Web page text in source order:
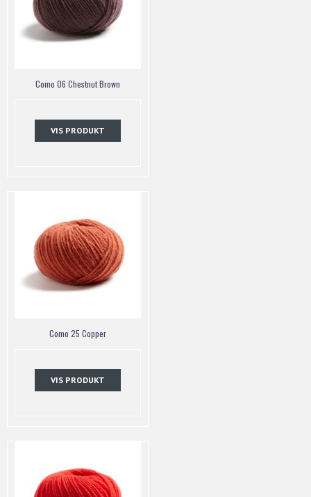
Como 06 Chestnut Brown
VIS PRODUKT
Como 25 Copper
VIS PRODUKT